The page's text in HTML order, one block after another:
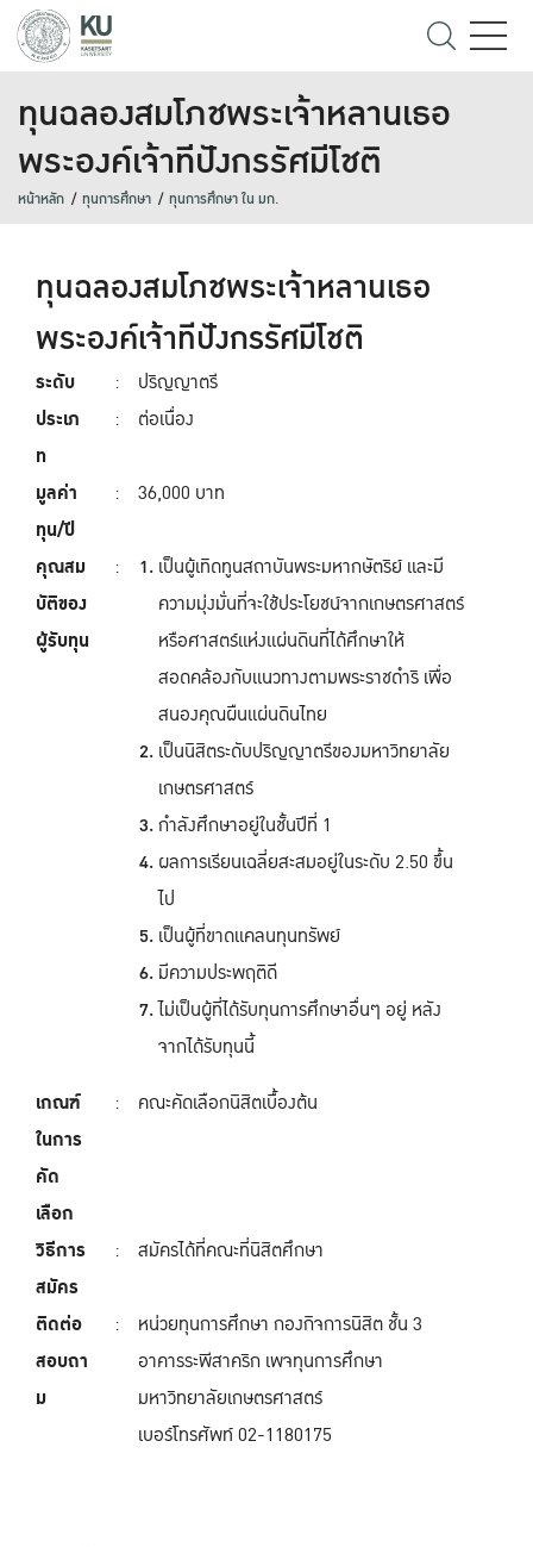
ทุนฉลองสมโภชพระเจ้าหลานเธอ
พระองค์เจ้าทีปังกรรัศมีโชติ
หน้าหลัก ทุนการศึกษา ทุนการศึกษา ใน มก.
ทุนฉลองสมโภชพระเจ้าหลานเธอ
พระองค์เจ้าทีปังกรรัศมีโชติ
ระดับ :
ปริญญาตรี
ประเภ
ท
: ต่อเนื่อง
มูลค่า
ทุน/ปี
: 36,000 บาท
คุณสม
บัติของ
ผู้รับทุน
:
เป็นผู้เทิดทูนสถาบันพระมหากษัตริย์ และมี
ความมุ่งมั่นที่จะใช้ประโยชน์จากเกษตรศาสตร์
หรือศาสตร์แห่งแผ่นดินที่ได้ศึกษาให้
สอดคล้องกับแนวทางตามพระราชดำริ เพื่อ
สนองคุณผืนแผ่นดินไทย
เป็นนิสิตระดับปริญญาตรีของมหาวิทยาลัย
เกษตรศาสตร์
กำลังศึกษาอยู่ในชั้นปีที่ 1
ผลการเรียนเฉลี่ยสะสมอยู่ในระดับ 2.50 ขึ้น
ไป
เป็นผู้ที่ขาดแคลนทุนทรัพย์
มีความประพฤติดี
ไม่เป็นผู้ที่ได้รับทุนการศึกษาอื่นๆ อยู่ หลัง
จากได้รับทุนนี้
เกณฑ์
ในการ
คัด
เลือก
: คณะคัดเลือกนิสิตเบื้องต้น
วิธีการ
สมัคร
: สมัครได้ที่คณะที่นิสิตศึกษา
ติดต่อ
สอบถา
ม
:
หน่วยทุนการศึกษา กองกิจการนิสิต ชั้น 3
อาคารระพีสาคริก เพจทุนการศึกษา
มหาวิทยาลัยเกษตรศาสตร์
เบอร์โทรศัพท์ 02-1180175